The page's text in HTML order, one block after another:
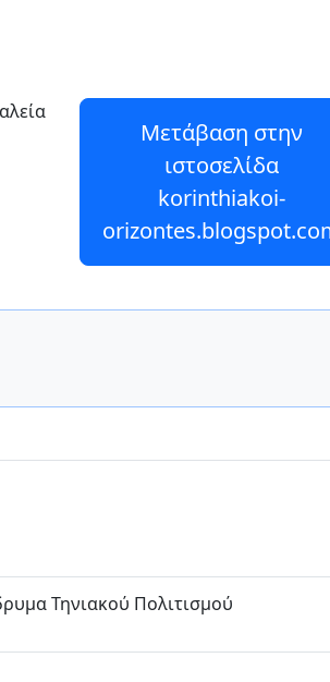
Μετάβαση στην
ιστοσελίδα
korinthiakoi-
Τηνιακού Πολιτισμού